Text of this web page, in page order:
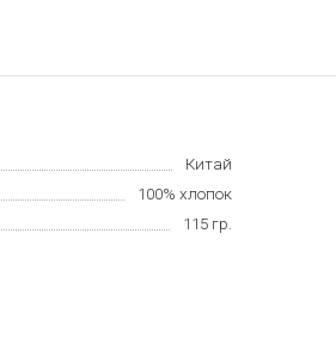
Китай
100% хлопок
115 гр.